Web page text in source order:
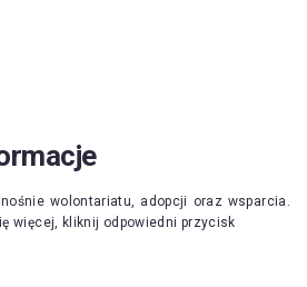
wolontariatu, adopcji oraz wsparcia.
więcej, kliknij odpowiedni przycisk